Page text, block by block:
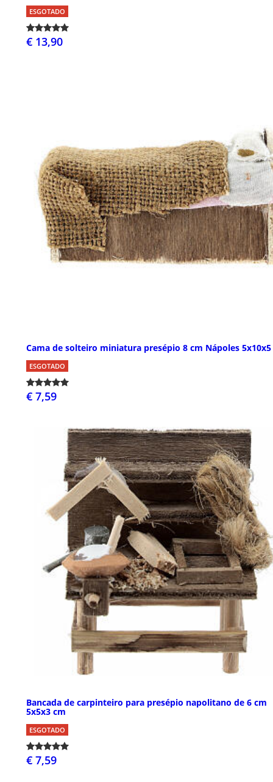
ESGOTADO
€ 13,90
Cama de solteiro miniatura presépio 8 cm Nápoles
ESGOTADO
€ 7,59
Bancada de carpinteiro para presépio napolitano de 6 cm
5x5x3 cm
ESGOTADO
€ 7,59